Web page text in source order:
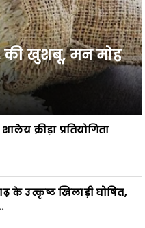
की खुशबू, मन मोह
क्रीड़ा प्रतियोगिता
के उत्कृष्ट खिलाड़ी घोषित,